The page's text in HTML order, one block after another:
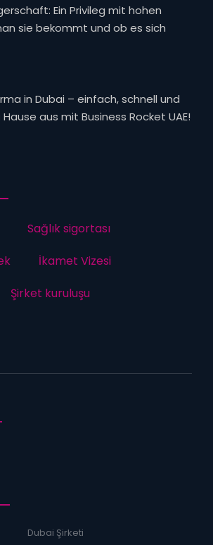
Ein Privileg mit hohen
sie bekommt und ob es sich
in Dubai – einfach, schnell und
aus mit Business Rocket UAE!
Sağlık sigortası
İkamet Vizesi
Şirket kuruluşu
Dubai Şirketi